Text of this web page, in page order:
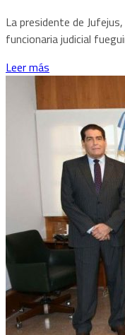
La presidente de
funcionaria judicial
Leer más